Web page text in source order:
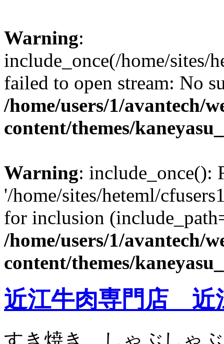
Warning:
include_once(/home/sites/
failed to open stream: No
/home/users/1/avantech/
content/themes/
Warning: include_once():
'/home/sites/heteml/
for inclusion
/home/users/1/avantech/
content/themes/
近江牛肉専門店 近
すき焼き しゃぶしゃ